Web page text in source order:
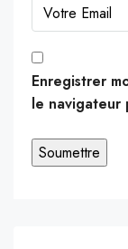
Enregistrer
le navigateur